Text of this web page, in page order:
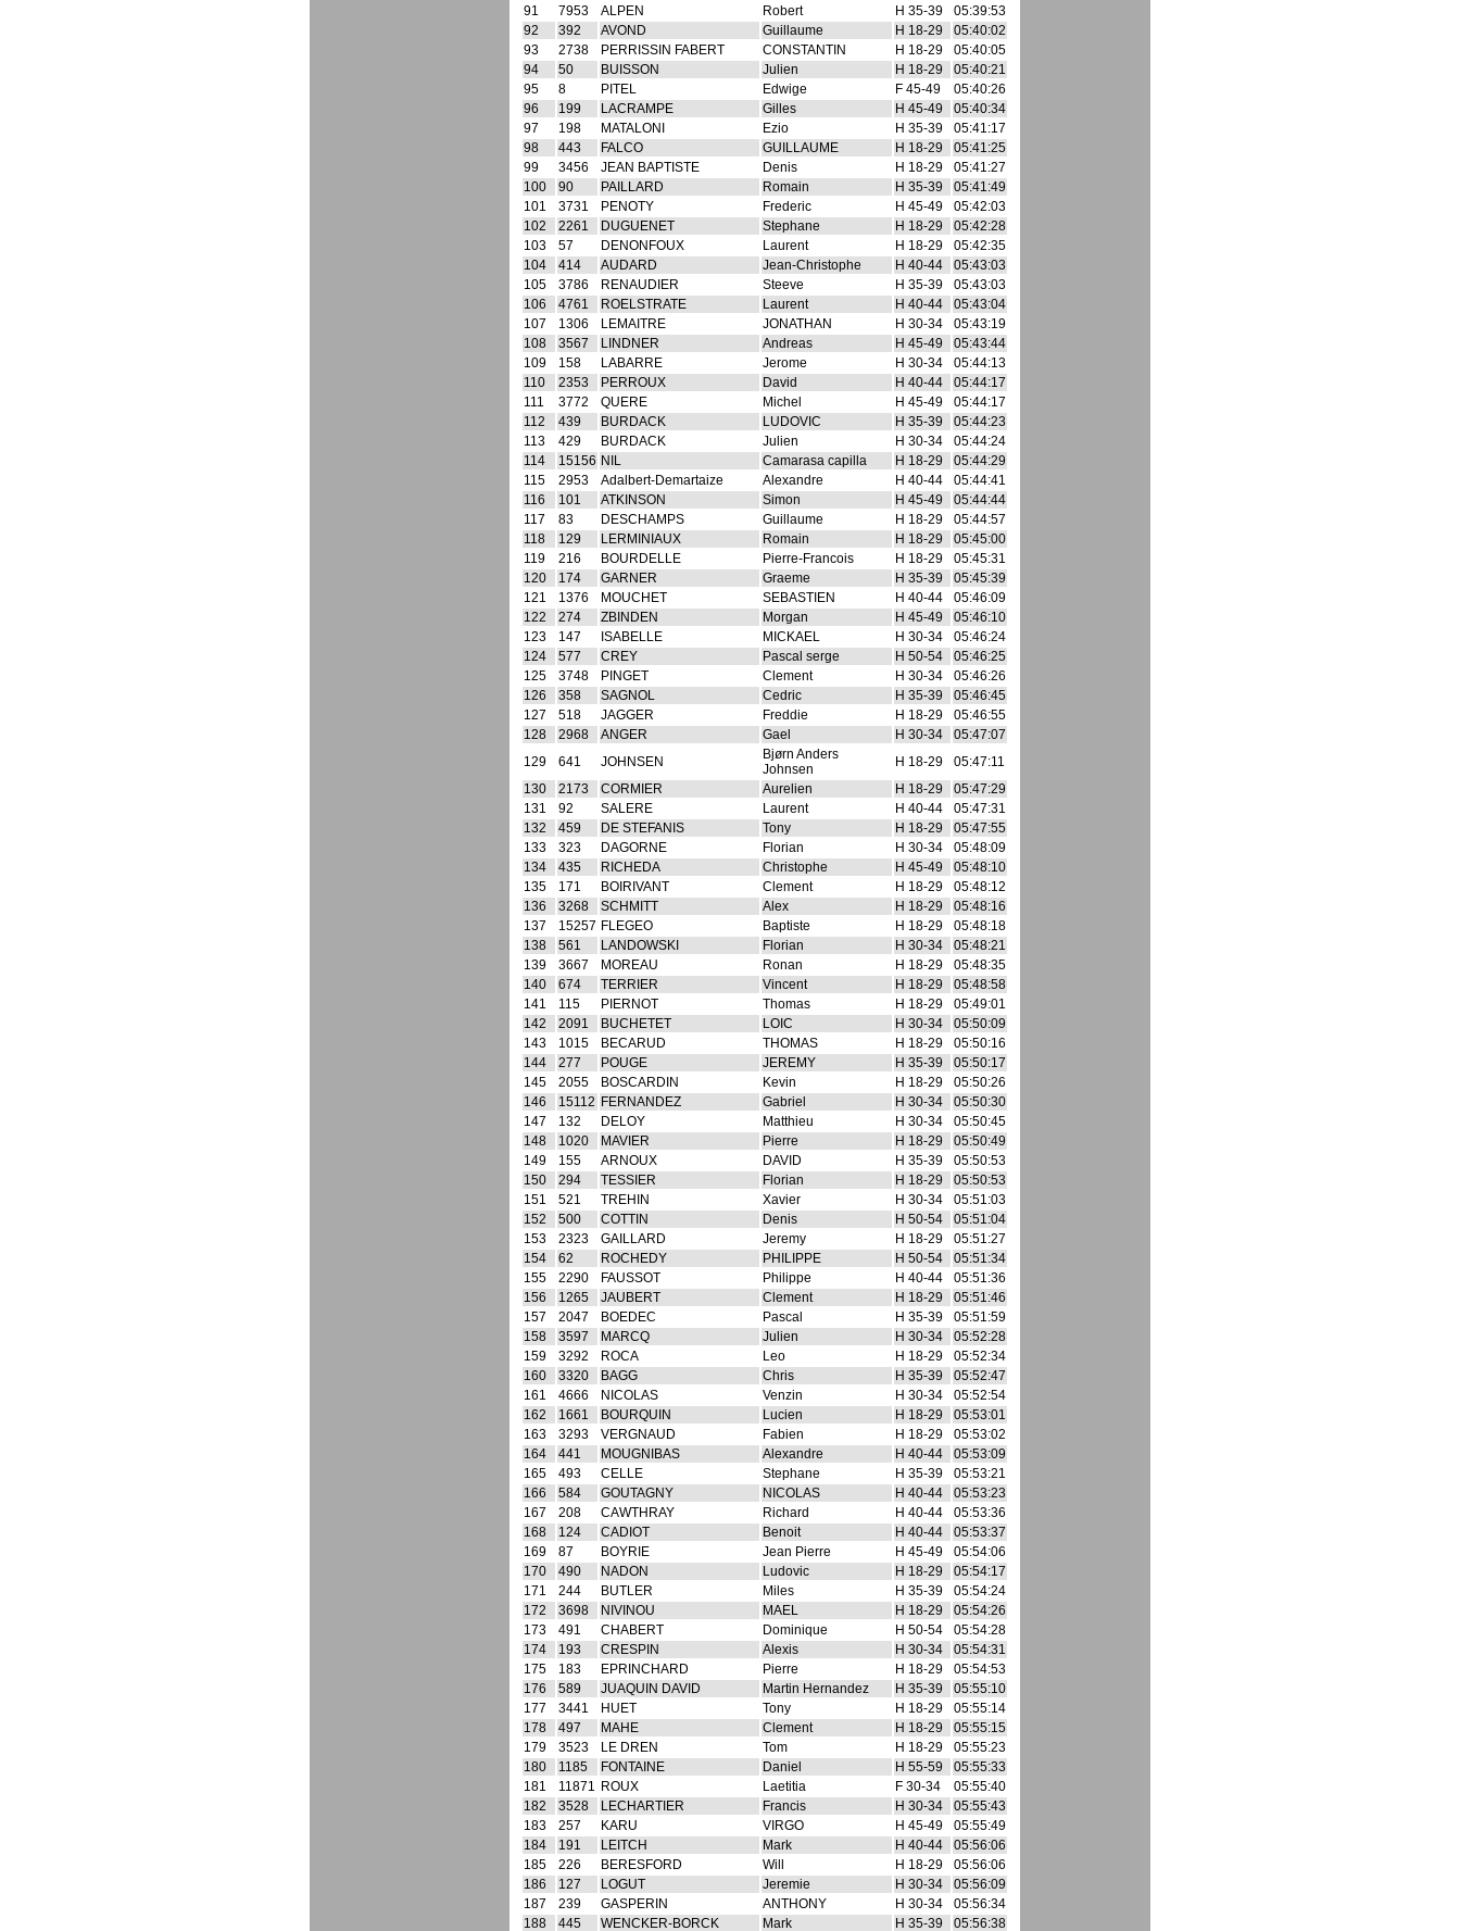
91
7953 ALPEN Robert H 35-39
05:39:53
92
392 AVOND Guillaume H 18-29
05:40:02
93
2738 PERRISSIN FABERT CONSTANTIN H 18-29
05:40:05
94
50 BUISSON Julien H 18-29
05:40:21
95
8 PITEL Edwige F 45-49
05:40:26
96
199 LACRAMPE Gilles H 45-49
05:40:34
97
198 MATALONI Ezio H 35-39
05:41:17
98
443 FALCO GUILLAUME H 18-29
05:41:25
99
3456 JEAN BAPTISTE Denis H 18-29
05:41:27
100
90 PAILLARD Romain H 35-39
05:41:49
101
3731 PENOTY Frederic H 45-49
05:42:03
102
2261 DUGUENET Stephane H 18-29
05:42:28
103
57 DENONFOUX Laurent H 18-29
05:42:35
104
414 AUDARD Jean-Christophe H 40-44
05:43:03
105
3786 RENAUDIER Steeve H 35-39
05:43:03
106
4761 ROELSTRATE Laurent H 40-44
05:43:04
107
1306 LEMAITRE JONATHAN H 30-34
05:43:19
108
3567 LINDNER Andreas H 45-49
05:43:44
109
158 LABARRE Jerome H 30-34
05:44:13
110
2353 PERROUX David H 40-44
05:44:17
111
3772 QUERE Michel H 45-49
05:44:17
112
439 BURDACK LUDOVIC H 35-39
05:44:23
113
429 BURDACK Julien H 30-34
05:44:24
114
15156 NIL Camarasa capilla H 18-29
05:44:29
115
2953 Adalbert-Demartaize Alexandre H 40-44
05:44:41
116
101 ATKINSON Simon H 45-49
05:44:44
117
83 DESCHAMPS Guillaume H 18-29
05:44:57
118
129 LERMINIAUX Romain H 18-29
05:45:00
119
216 BOURDELLE Pierre-Francois H 18-29
05:45:31
120
174 GARNER Graeme H 35-39
05:45:39
121
1376 MOUCHET SEBASTIEN H 40-44
05:46:09
122
274 ZBINDEN Morgan H 45-49
05:46:10
123
147 ISABELLE MICKAEL H 30-34
05:46:24
124
577 CREY Pascal serge H 50-54
05:46:25
125
3748 PINGET Clement H 30-34
05:46:26
126
358 SAGNOL Cedric H 35-39
05:46:45
127
518 JAGGER Freddie H 18-29
05:46:55
128
2968 ANGER Gael H 30-34
05:47:07
129
641 JOHNSEN
Bjørn Anders
Johnsen
H 18-29
05:47:11
130
2173 CORMIER Aurelien H 18-29
05:47:29
131
92 SALERE Laurent H 40-44
05:47:31
132
459 DE STEFANIS Tony H 18-29
05:47:55
133
323 DAGORNE Florian H 30-34
05:48:09
134
435 RICHEDA Christophe H 45-49
05:48:10
135
171 BOIRIVANT Clement H 18-29
05:48:12
136
3268 SCHMITT Alex H 18-29
05:48:16
137
15257 FLEGEO Baptiste H 18-29
05:48:18
138
561 LANDOWSKI Florian H 30-34
05:48:21
139
3667 MOREAU Ronan H 18-29
05:48:35
140
674 TERRIER Vincent H 18-29
05:48:58
141
115 PIERNOT Thomas H 18-29
05:49:01
142
2091 BUCHETET LOIC H 30-34
05:50:09
143
1015 BECARUD THOMAS H 18-29
05:50:16
144
277 POUGE JEREMY H 35-39
05:50:17
145
2055 BOSCARDIN Kevin H 18-29
05:50:26
146
15112 FERNANDEZ Gabriel H 30-34
05:50:30
147
132 DELOY Matthieu H 30-34
05:50:45
148
1020 MAVIER Pierre H 18-29
05:50:49
149
155 ARNOUX DAVID H 35-39
05:50:53
150
294 TESSIER Florian H 18-29
05:50:53
151
521 TREHIN Xavier H 30-34
05:51:03
152
500 COTTIN Denis H 50-54
05:51:04
153
2323 GAILLARD Jeremy H 18-29
05:51:27
154
62 ROCHEDY PHILIPPE H 50-54
05:51:34
155
2290 FAUSSOT Philippe H 40-44
05:51:36
156
1265 JAUBERT Clement H 18-29
05:51:46
157
2047 BOEDEC Pascal H 35-39
05:51:59
158
3597 MARCQ Julien H 30-34
05:52:28
159
3292 ROCA Leo H 18-29
05:52:34
160
3320 BAGG Chris H 35-39
05:52:47
161
4666 NICOLAS Venzin H 30-34
05:52:54
162
1661 BOURQUIN Lucien H 18-29
05:53:01
163
3293 VERGNAUD Fabien H 18-29
05:53:02
164
441 MOUGNIBAS Alexandre H 40-44
05:53:09
165
493 CELLE Stephane H 35-39
05:53:21
166
584 GOUTAGNY NICOLAS H 40-44
05:53:23
167
208 CAWTHRAY Richard H 40-44
05:53:36
168
124 CADIOT Benoit H 40-44
05:53:37
169
87 BOYRIE Jean Pierre H 45-49
05:54:06
170
490 NADON Ludovic H 18-29
05:54:17
171
244 BUTLER Miles H 35-39
05:54:24
172
3698 NIVINOU MAEL H 18-29
05:54:26
173
491 CHABERT Dominique H 50-54
05:54:28
174
193 CRESPIN Alexis H 30-34
05:54:31
175
183 EPRINCHARD Pierre H 18-29
05:54:53
176
589 JUAQUIN DAVID Martin Hernandez H 35-39
05:55:10
177
3441 HUET Tony H 18-29
05:55:14
178
497 MAHE Clement H 18-29
05:55:15
179
3523 LE DREN Tom H 18-29
05:55:23
180
1185 FONTAINE Daniel H 55-59
05:55:33
181
11871 ROUX Laetitia F 30-34
05:55:40
182
3528 LECHARTIER Francis H 30-34
05:55:43
183
257 KARU VIRGO H 45-49
05:55:49
184
191 LEITCH Mark H 40-44
05:56:06
185
226 BERESFORD Will H 18-29
05:56:06
186
127 LOGUT Jeremie H 30-34
05:56:09
187
239 GASPERIN ANTHONY H 30-34
05:56:34
188
445 WENCKER-BORCK Mark H 35-39 05:56:38